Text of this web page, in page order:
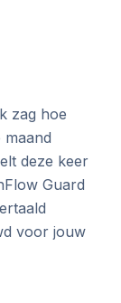
zag hoe
deze keer
Guard
voor jouw